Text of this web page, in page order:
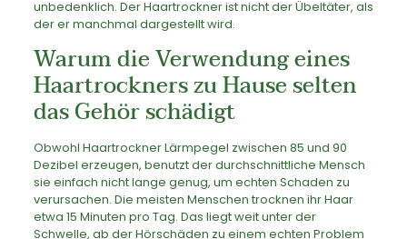
unbedenklich. Der Haartrockner ist nicht der Übeltäter, als
der er manchmal dargestellt wird.
Warum die Verwendung eines
Haartrockners zu Hause selten
das Gehör schädigt
Obwohl Haartrockner Lärmpegel zwischen 85 und 90
Dezibel erzeugen, benutzt der durchschnittliche Mensch
sie einfach nicht lange genug, um echten Schaden zu
verursachen. Die meisten Menschen trocknen ihr Haar
etwa 15 Minuten pro Tag. Das liegt weit unter der
Schwelle, ab der Hörschäden zu einem echten Problem